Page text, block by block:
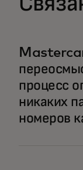
процесс
никаких
номеров